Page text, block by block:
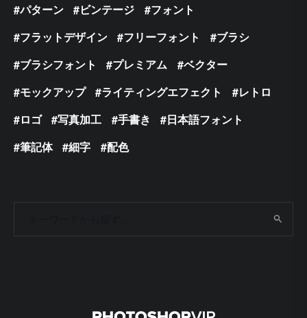
パターン
ビンテージ
フォント
フラットデザイン
フリーフォント
ブラシ
ブラシフォント
プレミアム
ベクター
モックアップ
ライティングエフェクト
レトロ
ロゴ
写真加工 手書き
日本語フォント
筆記体
細字 配色